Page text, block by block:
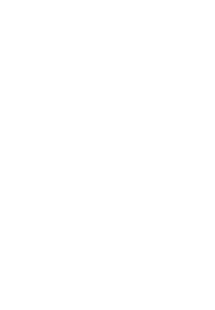
אחת מהן היא
אשדוד,
שמח להיות פה.